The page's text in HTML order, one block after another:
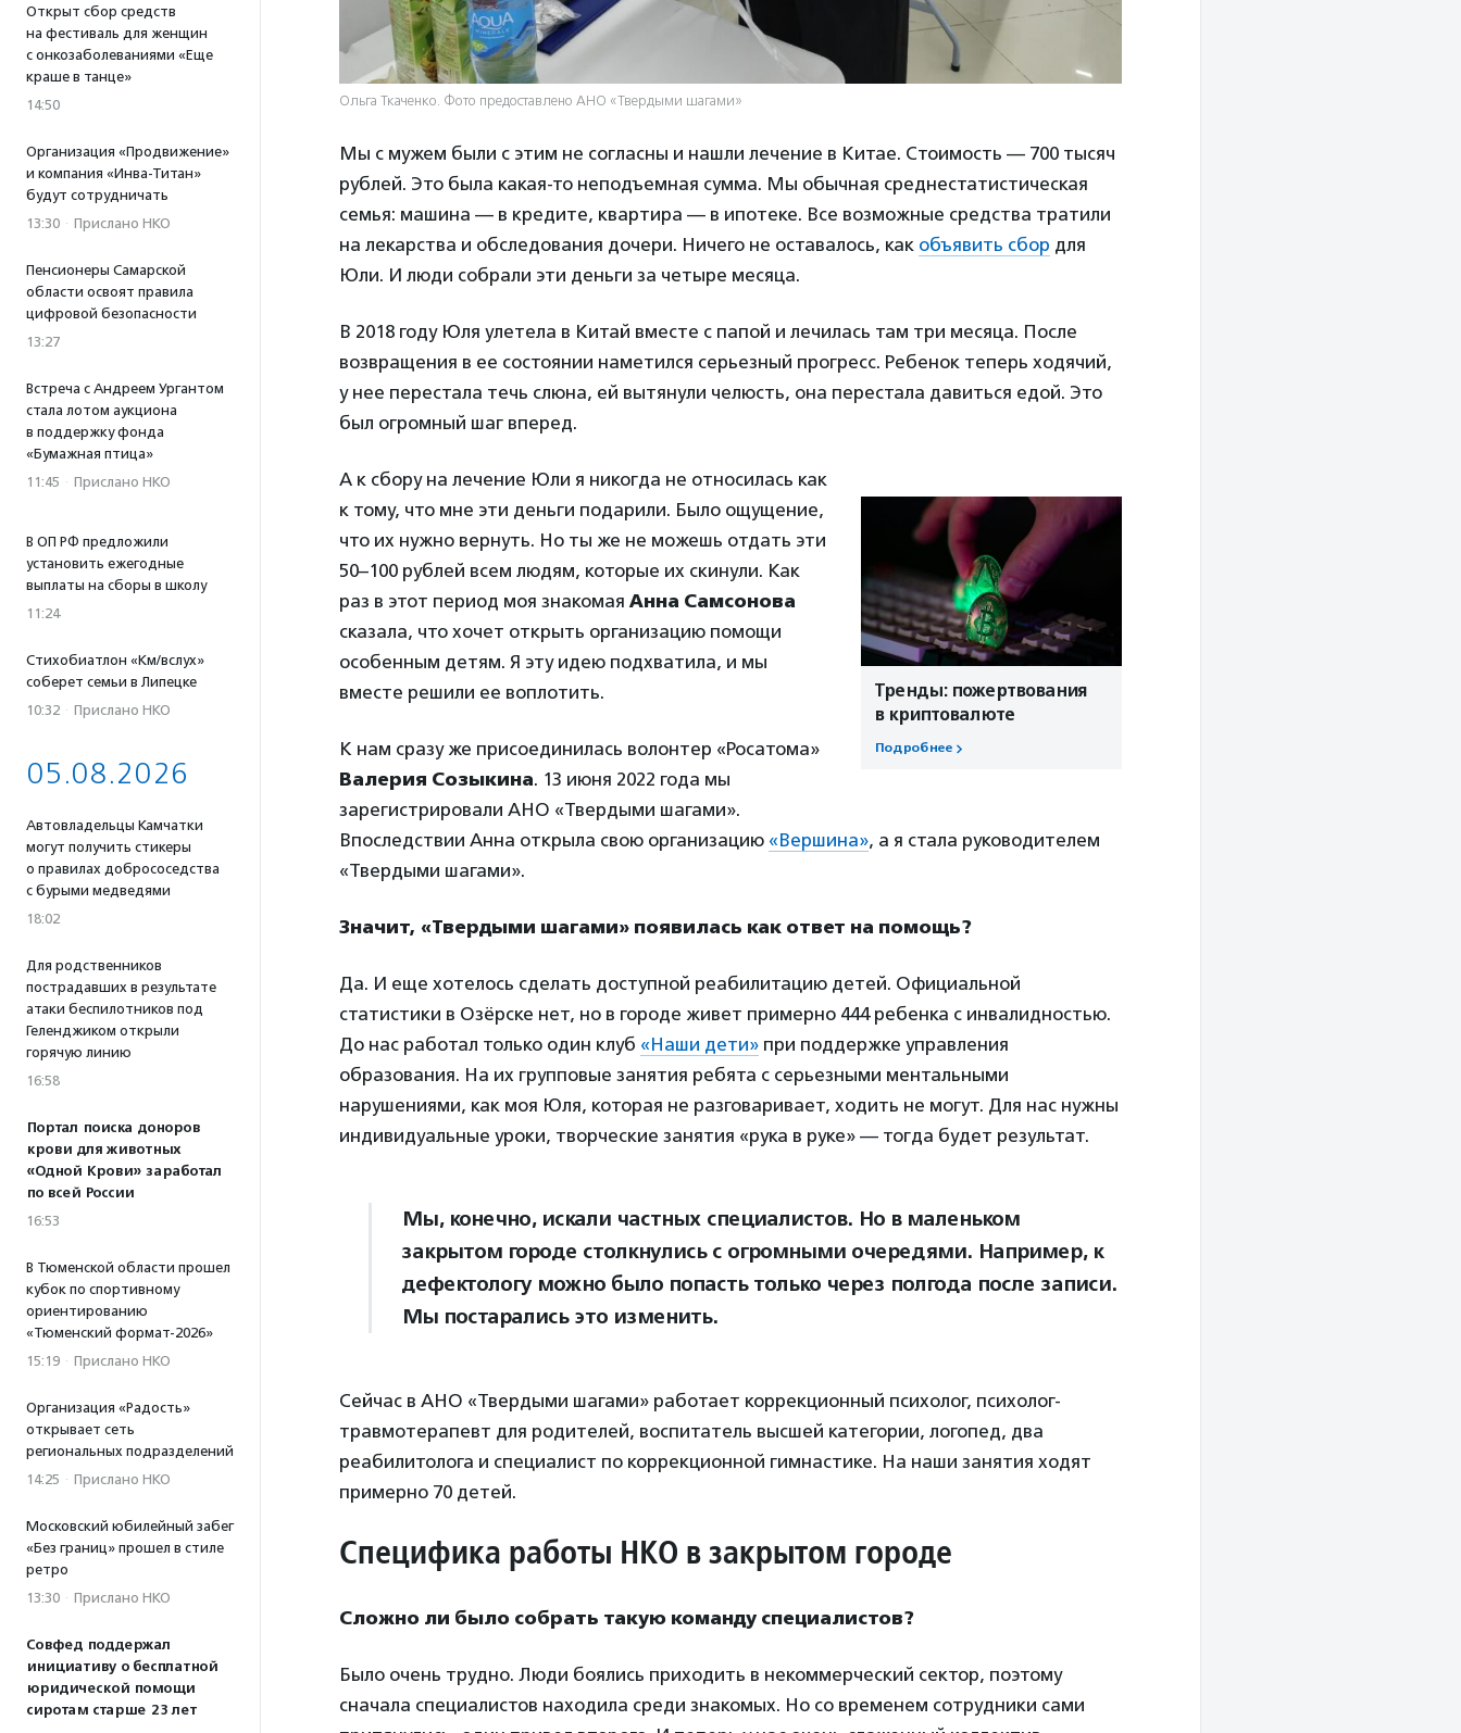
Открыт сбор средств
на фестиваль для женщин
с онкозаболеваниями «Еще
краше в танце»
14:50
Организация «Продвижение»
и компания «Инва-Титан»
будут сотрудничать
13:30 · Прислано НКО
Пенсионеры Самарской
области освоят правила
цифровой безопасности
13:27
Встреча с Андреем Ургантом
стала лотом аукциона
в поддержку фонда
«Бумажная птица»
11:45 · Прислано НКО
В ОП РФ предложили
установить ежегодные
выплаты на сборы в школу
11:24
Стихобиатлон «Км/вслух»
соберет семьи в Липецке
10:32 · Прислано НКО
05.08.2026
Автовладельцы Камчатки
могут получить стикеры
о правилах добрососедства
с бурыми медведями
18:02
Для родственников
пострадавших в результате
атаки беспилотников под
Геленджиком открыли
горячую линию
16:58
Портал поиска доноров
крови для животных
«Одной Крови» заработал
по всей России
16:53
В Тюменской области прошел
кубок по спортивному
ориентированию
«Тюменский формат-2026»
15:19 · Прислано НКО
Организация «Радость»
открывает сеть
региональных подразделений
14:25 · Прислано НКО
Московский юбилейный забег
«Без границ» прошел в стиле
ретро
13:30 · Прислано НКО
Совфед поддержал
инициативу о бесплатной
юридической помощи
сиротам старше 23 лет
Ольга Ткаченко. Фото предоставлено АНО «Твердыми шагами»
Мы с мужем были с этим не согласны и нашли лечение в Китае. Стоимость — 700 тысяч
рублей. Это была какая-то неподъемная сумма. Мы обычная среднестатистическая
семья: машина — в кредите, квартира — в ипотеке. Все возможные средства тратили
на лекарства и обследования дочери. Ничего не оставалось, как объявить сбор для
Юли. И люди собрали эти деньги за четыре месяца.
В 2018 году Юля улетела в Китай вместе с папой и лечилась там три месяца. После
возвращения в ее состоянии наметился серьезный прогресс. Ребенок теперь ходячий,
у нее перестала течь слюна, ей вытянули челюсть, она перестала давиться едой. Это
был огромный шаг вперед.
Тренды: пожертвования
в криптовалюте
Подробнее
А к сбору на лечение Юли я никогда не относилась как
к тому, что мне эти деньги подарили. Было ощущение,
что их нужно вернуть. Но ты же не можешь отдать эти
50–100 рублей всем людям, которые их скинули. Как
раз в этот период моя знакомая Анна Самсонова
сказала, что хочет открыть организацию помощи
особенным детям. Я эту идею подхватила, и мы
вместе решили ее воплотить.
К нам сразу же присоединилась волонтер «Росатома»
Валерия Созыкина. 13 июня 2022 года мы
зарегистрировали АНО «Твердыми шагами».
Впоследствии Анна открыла свою организацию «Вершина», а я стала руководителем
«Твердыми шагами».
Значит, «Твердыми шагами» появилась как ответ на помощь?
Да. И еще хотелось сделать доступной реабилитацию детей. Официальной
статистики в Озёрске нет, но в городе живет примерно 444 ребенка с инвалидностью.
До нас работал только один клуб «Наши дети» при поддержке управления
образования. На их групповые занятия ребята с серьезными ментальными
нарушениями, как моя Юля, которая не разговаривает, ходить не могут. Для нас нужны
индивидуальные уроки, творческие занятия «рука в руке» — тогда будет результат.
Мы, конечно, искали частных специалистов. Но в маленьком
закрытом городе столкнулись с огромными очередями. Например, к
дефектологу можно было попасть только через полгода после записи.
Мы постарались это изменить.
Сейчас в АНО «Твердыми шагами» работает коррекционный психолог, психолог-
травмотерапевт для родителей, воспитатель высшей категории, логопед, два
реабилитолога и специалист по коррекционной гимнастике. На наши занятия ходят
примерно 70 детей.
Специфика работы НКО в закрытом городе
Сложно ли было собрать такую команду специалистов?
Было очень трудно. Люди боялись приходить в некоммерческий сектор, поэтому
сначала специалистов находила среди знакомых. Но со временем сотрудники сами